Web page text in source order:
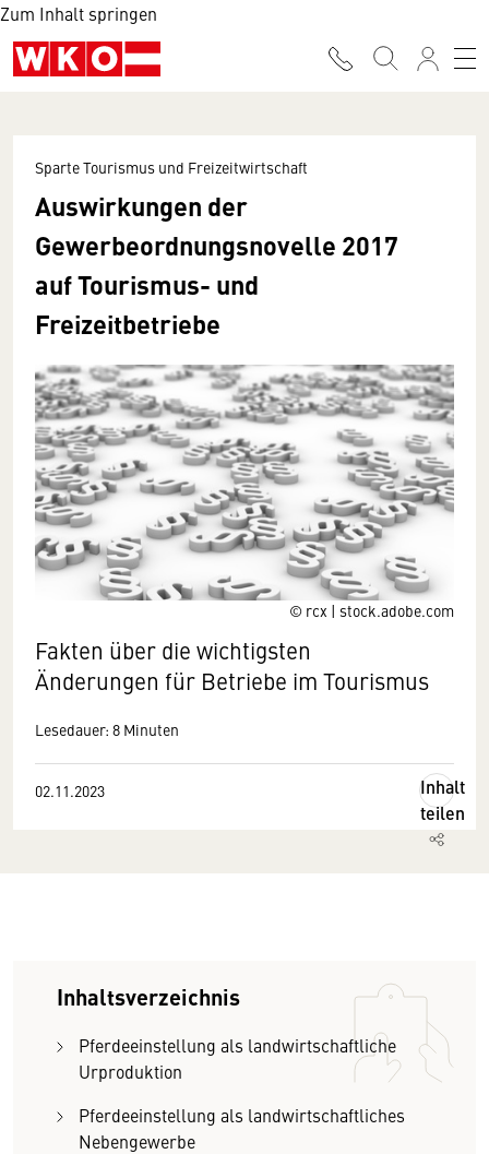
Zum Inhalt springen
© rcx | stock.adobe.com
Sparte Tourismus und Freizeitwirtschaft
Auswirkungen der
Gewerbeordnungsnovelle 2017
auf Tourismus- und
Freizeitbetriebe
Fakten über die wichtigsten
Änderungen für Betriebe im Tourismus
Lesedauer: 8 Minuten
02.11.2023
Inhalt
teilen
Inhaltsverzeichnis
Pferdeeinstellung als landwirtschaftliche
Urproduktion
Pferdeeinstellung als landwirtschaftliches
Nebengewerbe